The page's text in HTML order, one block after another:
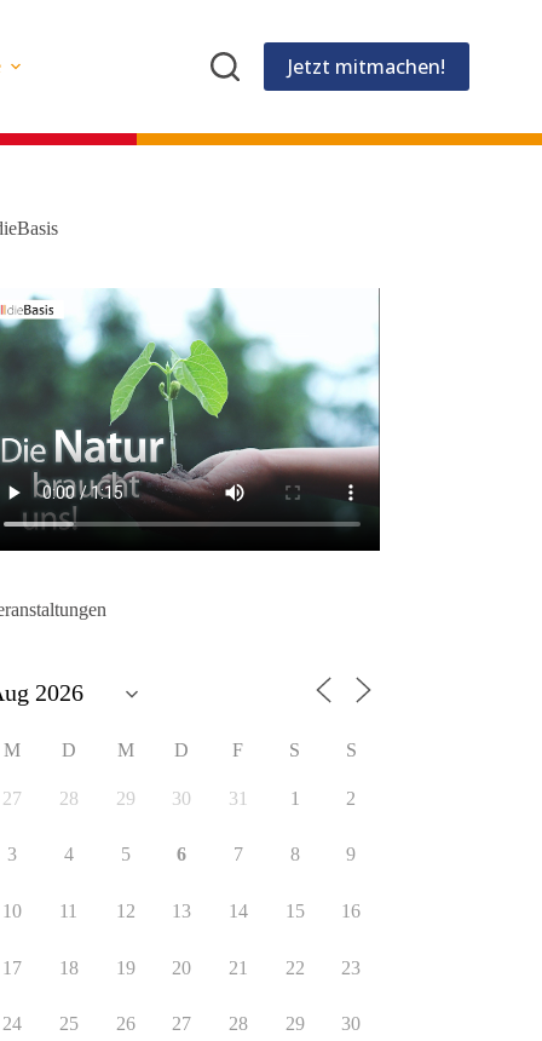
Jetzt mitmachen!
M D M D F S S
27 28 29 30 31 1 2
3 4 5 6 7 8 9
10 11 12 13 14 15 16
17 18 19 20 21 22 23
24 25 26 27 28 29 30